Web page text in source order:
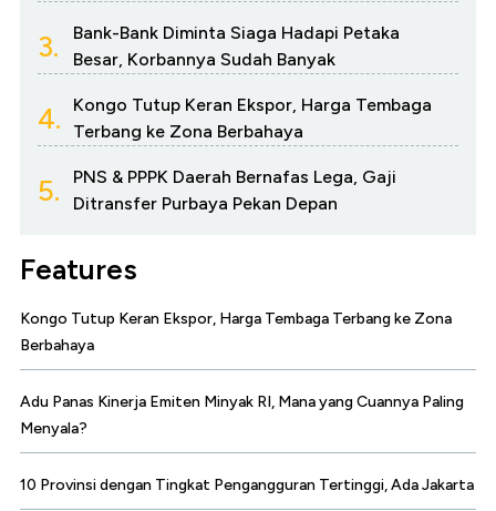
3.
Bank-Bank Diminta Siaga Hadapi Petaka
Besar, Korbannya Sudah Banyak
4.
Kongo Tutup Keran Ekspor, Harga Tembaga
Terbang ke Zona Berbahaya
5.
PNS & PPPK Daerah Bernafas Lega, Gaji
Ditransfer Purbaya Pekan Depan
Features
Kongo Tutup Keran Ekspor, Harga Tembaga Terbang ke Zona
Berbahaya
Adu Panas Kinerja Emiten Minyak RI, Mana yang Cuannya Paling
Menyala?
10 Provinsi dengan Tingkat Pengangguran Tertinggi, Ada Jakarta